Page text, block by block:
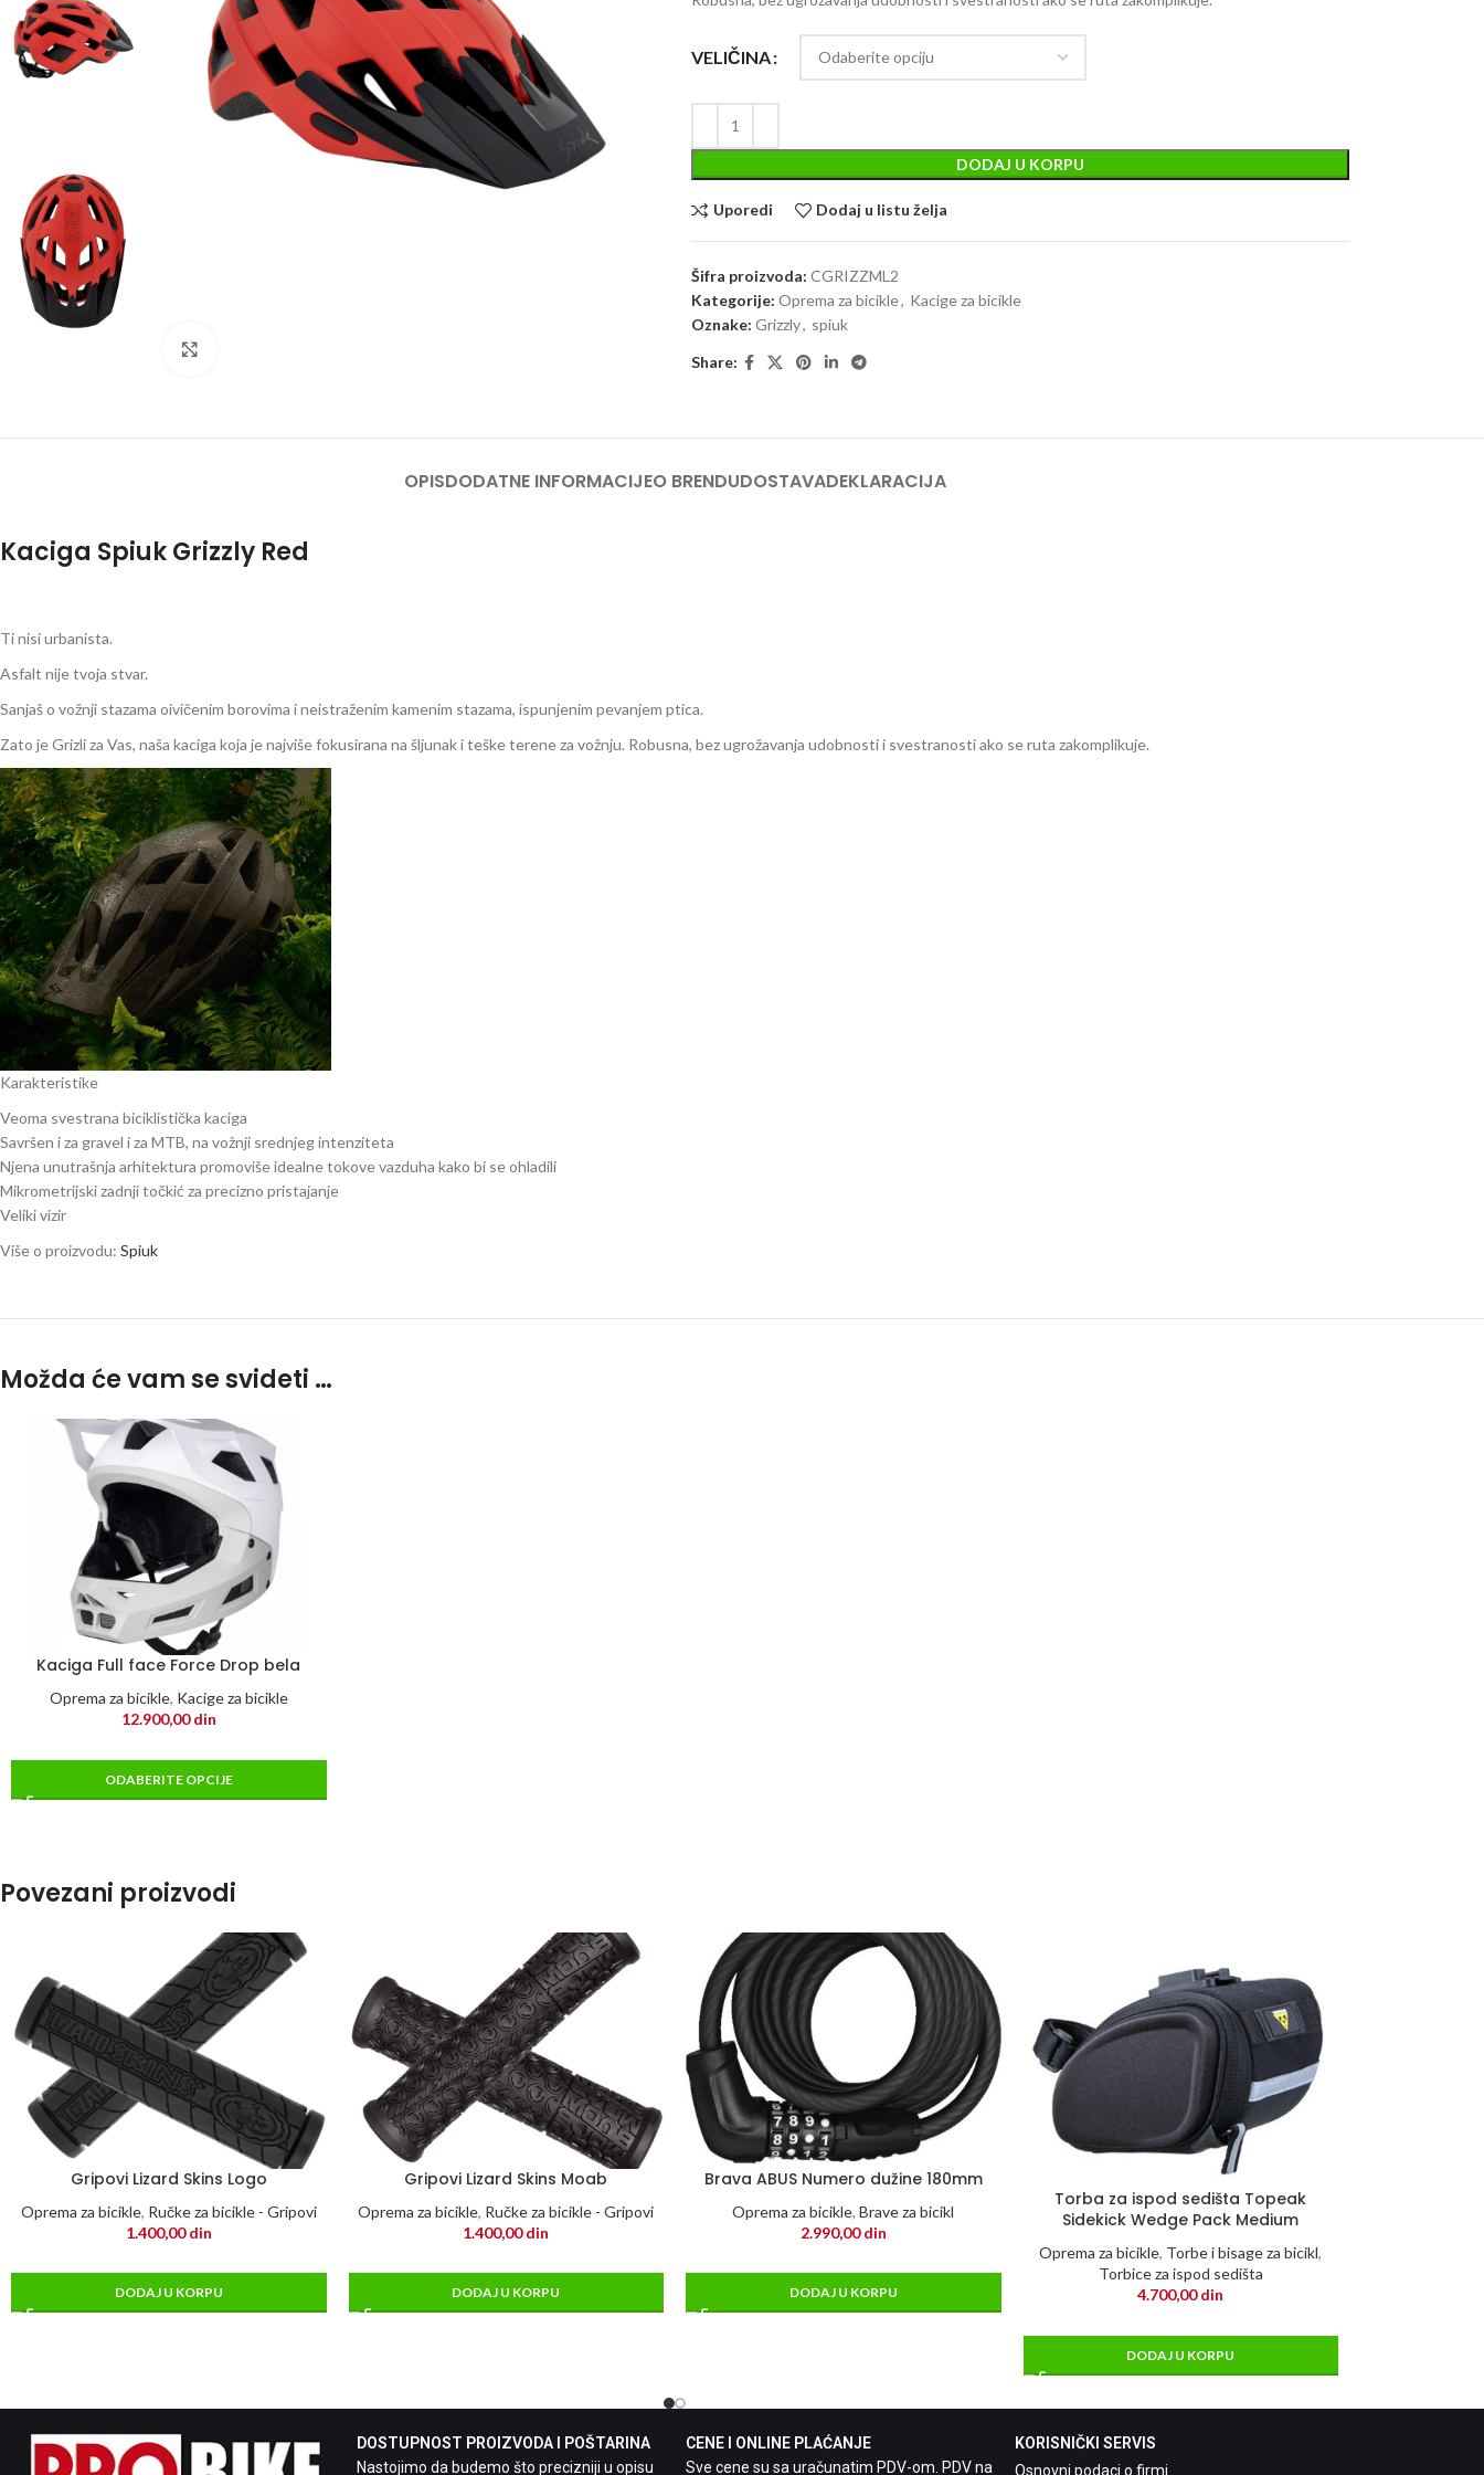
VELIČINA
DODAJ U KORPU
Uporedi Dodaj u listu želja
Šifra proizvoda: CGRIZZML2
Kategorije: Oprema za bicikle, Kacige za bicikle
Oznake: Grizzly, spiuk
Share:
OPISDODATNE INFORMACIJEO BRENDUDOSTAVADEKLARACIJA
Kaciga Spiuk Grizzly Red
Ti nisi urbanista.
Asfalt nije tvoja stvar.
Sanjaš o vožnji stazama oivičenim borovima i neistraženim kamenim stazama, ispunjenim pevanjem ptica.
Zato je Grizli za Vas, naša kaciga koja je najviše fokusirana na šljunak i teške terene za vožnju. Robusna, bez ugrožavanja udobnosti i svestranosti ako se ruta zakomplikuje.
Karakteristike
Veoma svestrana biciklistička kaciga
Savršen i za gravel i za MTB, na vožnji srednjeg intenziteta
Njena unutrašnja arhitektura promoviše idealne tokove vazduha kako bi se ohladili
Mikrometrijski zadnji točkić za precizno pristajanje
Veliki vizir
Više o proizvodu: Spiuk
Možda će vam se svideti …
Kaciga Full face Force Drop bela
Oprema za bicikle, Kacige za bicikle
12.900,00din
ODABERITE OPCIJE
Povezani proizvodi
Gripovi Lizard Skins Logo
Oprema za bicikle, Ručke za bicikle - Gripovi
1.400,00din
DODAJ U KORPU
Gripovi Lizard Skins Moab
Oprema za bicikle, Ručke za bicikle - Gripovi
1.400,00din
DODAJ U KORPU
Brava ABUS Numero dužine 180mm
Oprema za bicikle,Brave za bicikl
2.990,00din
DODAJ U KORPU
Torba za ispod sedišta Topeak
Sidekick Wedge Pack Medium
Oprema za bicikle, Torbe i bisage za bicikl,
Torbice za ispod sedišta
4.700,00din
DODAJ U KORPU
DOSTUPNOST PROIZVODA I POŠTARINA
Nastojimo da budemo što precizniji u opisu
CENE I ONLINE PLAĆANJE
Sve cene su sa uračunatim PDV-om. PDV na
KORISNIČKI SERVIS
Osnovni podaci o firmi